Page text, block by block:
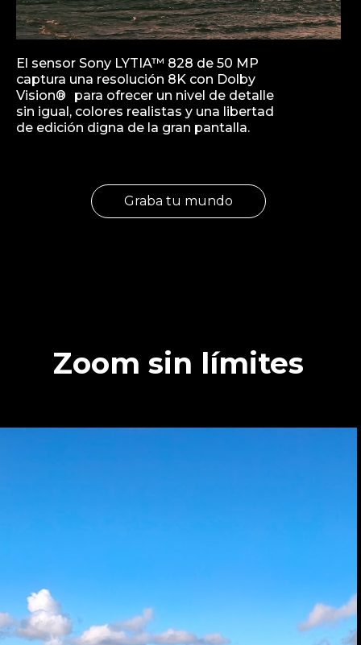
El sensor Sony LYTIA™ 828 de 50 MP
captura una resolución 8K con Dolby
Vision® para ofrecer un nivel de detalle
sin igual, colores realistas y una libertad
de edición digna de la gran pantalla.
Graba tu mundo
Zoom sin límites